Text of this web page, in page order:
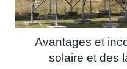
Avantages et
solaire et des